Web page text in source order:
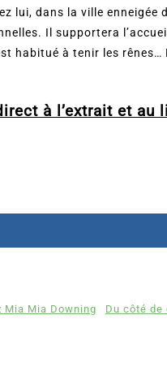
lui, dans la ville enneigée
Il supportera
habitué à tenir les
à l’extrait et au
Mia Mia Downing Du côté de